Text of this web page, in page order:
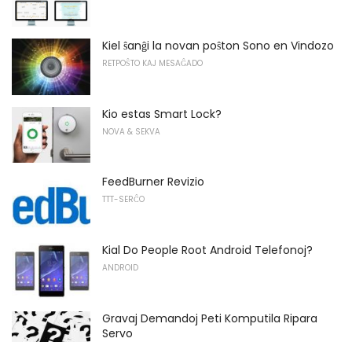
Kiel ŝanĝi la novan poŝton Sono en Vindozo
RETPOŜTO KAJ MESAĜADO
Kio estas Smart Lock?
NOVA & SEKVA
FeedBurner Revizio
TTT-SERĈO
Kial Do People Root Android Telefonoj?
ANDROID
Gravaj Demandoj Peti Komputila Ripara
Servo